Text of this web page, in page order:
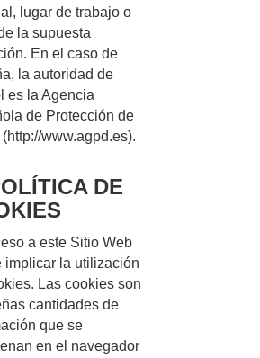
lugar de trabajo o
la supuesta
En el caso de
la autoridad de
es la Agencia
de Protección de
(http://www.agpd.es).
DE
a este Sitio Web
implicar la utilización
Las cookies son
cantidades de
que se
en el navegador